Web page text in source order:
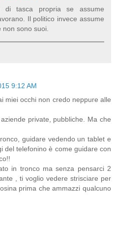
tasca propria se assume
Il politico invece assume
non sono suoi.
9:12 AM
miei occhi non credo neppure alle
private, pubbliche. Ma che
guidare vedendo un tablet e
del telefonino è come guidare con
in tronco ma senza pensarci 2
, ti voglio vedere strisciare per
prima che ammazzi qualcuno